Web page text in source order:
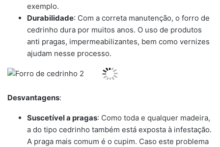
exemplo.
Durabilidade: Com a correta manutenção, o forro de
cedrinho dura por muitos anos. O uso de produtos
anti pragas, impermeabilizantes, bem como vernizes
ajudam nesse processo.
Desvantagens:
Suscetível a pragas: Como toda e qualquer madeira,
a do tipo cedrinho também está exposta à infestação.
A praga mais comum é o cupim. Caso este problema